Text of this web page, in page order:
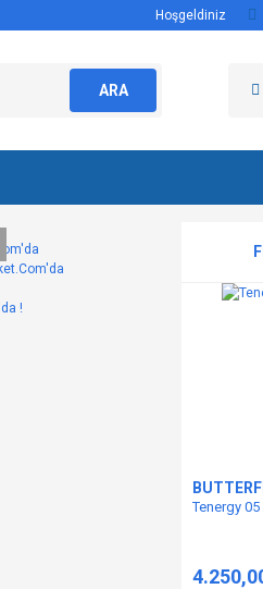
Hoşgeldiniz
ARA
Tenergy 05